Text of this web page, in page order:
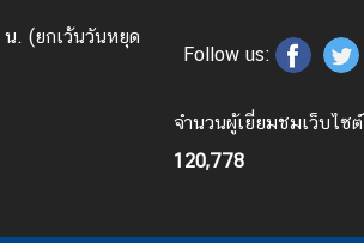
. (ยกเว้นวันหยุด
Follow us:
จำนวนผู้เยี่ยมชมเว็บไซต์
120,778